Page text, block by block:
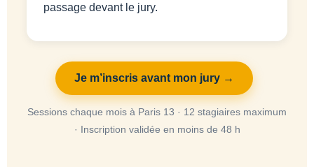
passage devant le jury.
Je m’inscris avant mon jury →
Sessions chaque mois à Paris 13 · 12 stagiaires maximum
· Inscription validée en moins de 48 h